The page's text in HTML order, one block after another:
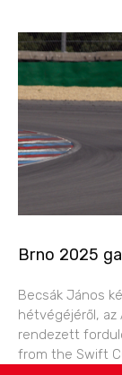
Brno 2025
Becsák János
hétvégéjéről,
rendezett
from the Swift